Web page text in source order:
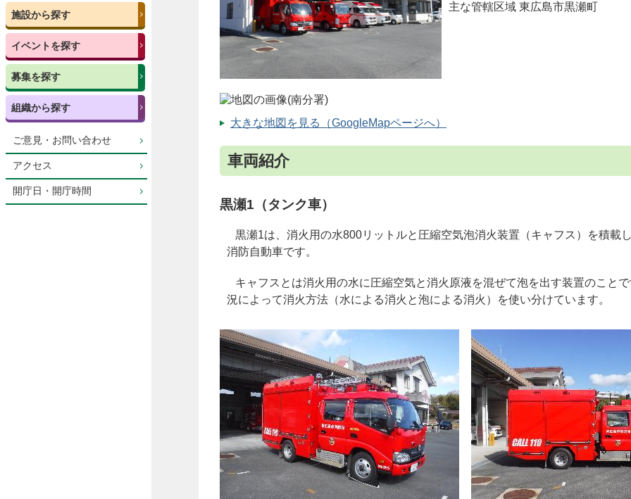
施設から探す
イベントを探す
募集を探す
組織から探す
ご意見・お問い合わせ
アクセス
開庁日・開庁時間
主な管轄区域 東広島市黒瀬町
大きな地図を見る（GoogleMapページへ）
車両紹介
黒瀬1（タンク車）
黒瀬1は、消火用の水800リットルと圧縮空気泡消火装置（キャフス）を積載
消防自動車です。
キャフスとは消火用の水に圧縮空気と消火原液を混ぜて泡を出す装置のこと
況によって消火方法（水による消火と泡による消火）を使い分けています。